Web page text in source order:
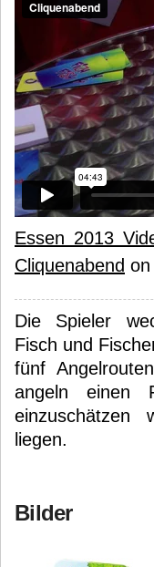
Essen 2013
Cliquenabend on
Die Spieler
Fisch und
fünf
angeln einen
einzuschätzen
liegen.
Bilder